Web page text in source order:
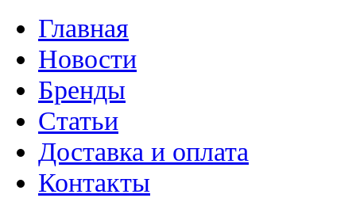
Главная
Новости
Бренды
Статьи
Доставка и оплата
Контакты